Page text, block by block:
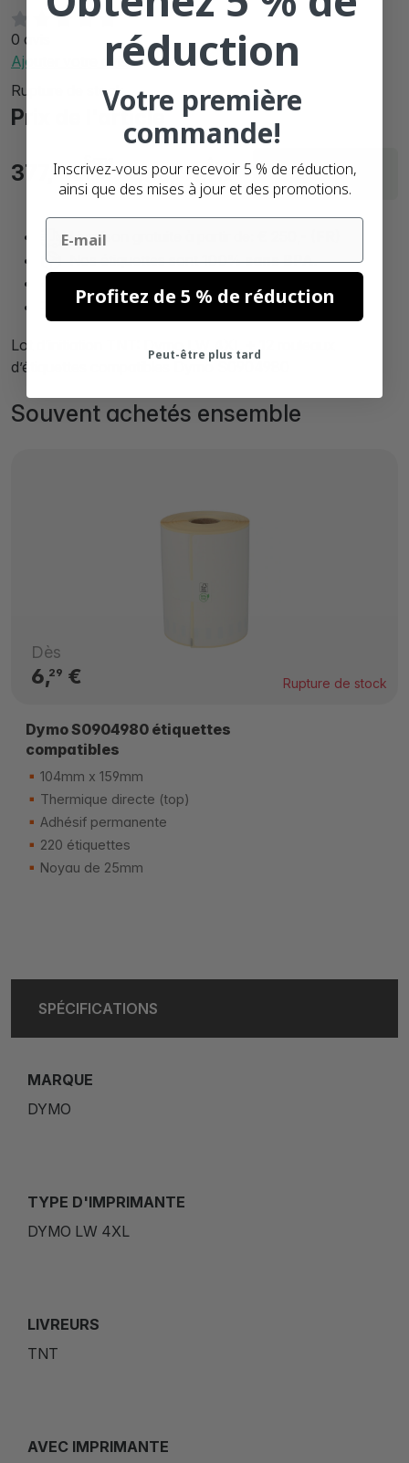
0 avis
Ajouter votre avis
Rupture de stock
Prix de l'article
456,90 € Avec
TVA
377, 60€Sans
TVA
Livraison sous 1
jours
Livraison gratuite à partir de: € 250,- (FR)
Nos étiquettes sont100% sans BPA.
Plus de90.000 clientssatisfaits
Lot d’initiation TNT: Dymo LW 4XL + 12 rouleaux
d’étiquettes compatibles Dymo S0904980
Souvent achetés ensemble
Dès
6,29 € Rupture de stock
Dymo S0904980 étiquettes
compatibles
104mm x 159mm
Thermique directe (top)
Adhésif permanente
220 étiquettes
Noyau de 25mm
SPÉCIFICATIONS
MARQUE
DYMO
TYPE D'IMPRIMANTE
DYMO LW 4XL
LIVREURS
TNT
AVEC IMPRIMANTE
réduction
Votre première
commande!
Inscrivez-vous pour recevoir 5 % de réduction,
ainsi que des mises à jour et des promotions.
Email
Profitez de 5 % de réduction
Peut-être plus tard